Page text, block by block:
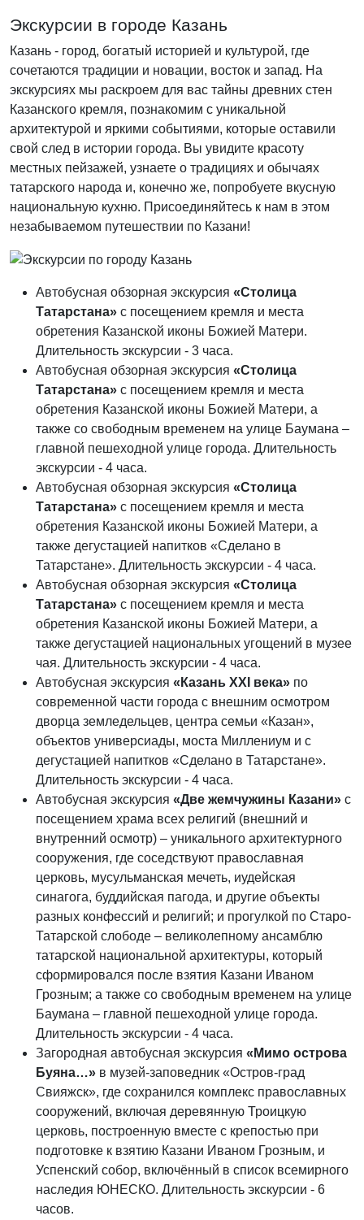
Экскурсии в городе Казань
Казань - город, богатый историей и культурой, где
сочетаются традиции и новации, восток и запад. На
экскурсиях мы раскроем для вас тайны древних стен
Казанского кремля, познакомим с уникальной
архитектурой и яркими событиями, которые оставили
свой след в истории города. Вы увидите красоту
местных пейзажей, узнаете о традициях и обычаях
татарского народа и, конечно же, попробуете вкусную
национальную кухню. Присоединяйтесь к нам в этом
незабываемом путешествии по Казани!
Автобусная обзорная экскурсия «Столица
Татарстана» с посещением кремля и места
обретения Казанской иконы Божией Матери.
Длительность экскурсии - 3 часа.
Автобусная обзорная экскурсия «Столица
Татарстана» с посещением кремля и места
обретения Казанской иконы Божией Матери, а
также со свободным временем на улице Баумана –
главной пешеходной улице города. Длительность
экскурсии - 4 часа.
Автобусная обзорная экскурсия «Столица
Татарстана» с посещением кремля и места
обретения Казанской иконы Божией Матери, а
также дегустацией напитков «Сделано в
Татарстане». Длительность экскурсии - 4 часа.
Автобусная обзорная экскурсия «Столица
Татарстана» с посещением кремля и места
обретения Казанской иконы Божией Матери, а
также дегустацией национальных угощений в музее
чая. Длительность экскурсии - 4 часа.
Автобусная экскурсия «Казань XXI века» по
современной части города с внешним осмотром
дворца земледельцев, центра семьи «Казан»,
объектов универсиады, моста Миллениум и с
дегустацией напитков «Сделано в Татарстане».
Длительность экскурсии - 4 часа.
Автобусная экскурсия «Две жемчужины Казани» с
посещением храма всех религий (внешний и
внутренний осмотр) – уникального архитектурного
сооружения, где соседствуют православная
церковь, мусульманская мечеть, иудейская
синагога, буддийская пагода, и другие объекты
разных конфессий и религий; и прогулкой по Старо-
Татарской слободе – великолепному ансамблю
татарской национальной архитектуры, который
сформировался после взятия Казани Иваном
Грозным; а также со свободным временем на улице
Баумана – главной пешеходной улице города.
Длительность экскурсии - 4 часа.
Загородная автобусная экскурсия «Мимо острова
Буяна…» в музей-заповедник «Остров-град
Свияжск», где сохранился комплекс православных
сооружений, включая деревянную Троицкую
церковь, построенную вместе с крепостью при
подготовке к взятию Казани Иваном Грозным, и
Успенский собор, включённый в список всемирного
наследия ЮНЕСКО. Длительность экскурсии - 6
часов.